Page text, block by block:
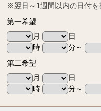
※翌日～1週間以内の日付を
第一希望
月
日
時
分～
第二希望
月
日
時
分～